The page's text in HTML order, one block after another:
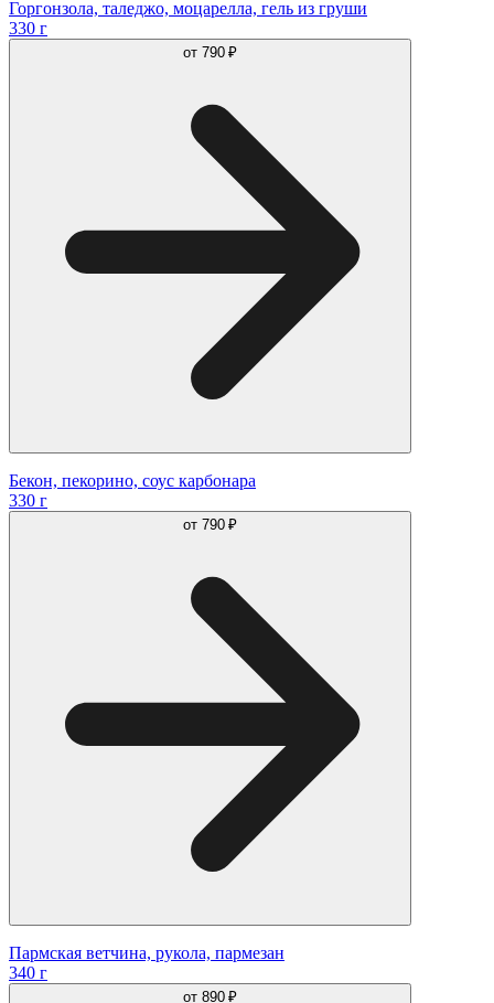
Горгонзола, таледжо, моцарелла, гель из груши
330 г
от 790 ₽
Бекон, пекорино, соус карбонара
330 г
от 790 ₽
Пармская ветчина, рукола, пармезан
340 г
от 890 ₽